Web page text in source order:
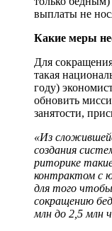
выплаты не
Какие меры
Для
такая
году)
обновить
занятости,
«Из
создания
риторике
контрактом с
для того
сокращению
млн до 2,5 млн